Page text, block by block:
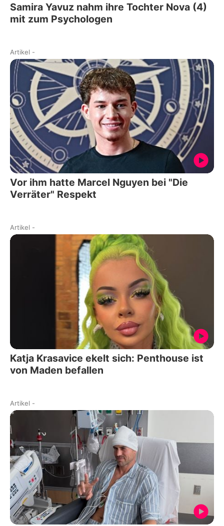
Samira Yavuz nahm ihre Tochter Nova (4)
mit zum Psychologen
Artikel -
Vor ihm hatte Marcel Nguyen bei "Die
Verräter" Respekt
Artikel -
Katja Krasavice ekelt sich: Penthouse ist
von Maden befallen
Artikel -